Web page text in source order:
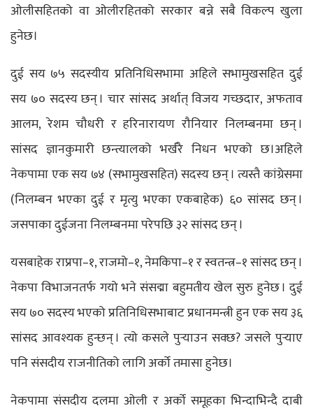
ओलीसहितको वा ओलीरहितको सरकार बन्ने सबै विकल्प खुला
हुनेछ।
दुई सय ७५ सदस्यीय प्रतिनिधिसभामा अहिले सभामुखसहित दुई
सय ७० सदस्य छन् । चार सांसद अर्थात् विजय गच्छदार, अफताव
आलम, रेशम चौधरी र हरिनारायण रौनियार निलम्बनमा छन् ।
सांसद ज्ञानकुमारी छन्त्यालको भर्खरै निधन भएको छ।अहिले
नेकपामा एक सय ७४ (सभामुखसहित) सदस्य छन् । त्यस्तै कांग्रेसमा
(निलम्बन भएका दुई र मृत्यु भएका एकबाहेक) ६० सांसद छन् ।
जसपाका दुईजना निलम्बनमा परेपछि ३२ सांसद छन् ।
यसबाहेक राप्रपा–१, राजमो–१, नेमकिपा–१ र स्वतन्त्र–१ सांसद छन् ।
नेकपा विभाजनतर्फ गयो भने संसद्मा बहुमतीय खेल सुरु हुनेछ । दुई
सय ७० सदस्य भएको प्रतिनिधिसभाबाट प्रधानमन्त्री हुन एक सय ३६
सांसद आवश्यक हुन्छन् । त्यो कसले पुर्‍याउन सक्छ? जसले पुर्‍याए
पनि संसदीय राजनीतिको लागि अर्को तमासा हुनेछ।
नेकपामा संसदीय दलमा ओली र अर्को समूहका भिन्दाभिन्दै दाबी